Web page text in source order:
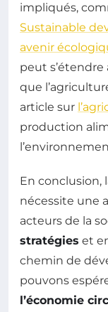
impliqués,
Sustainable
avenir
peut
que
article sur
production
En conclusion,
nécessite une
acteurs de la
stratégies et
chemin de
pouvons
l’économie